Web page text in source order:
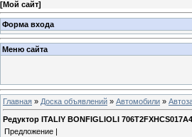
[Мой сайт]
Форма входа
Меню сайта
Главная » Доска объявлений » Автомобили »
Редуктор ITALIY BONFIGLIOLI
Предложение |